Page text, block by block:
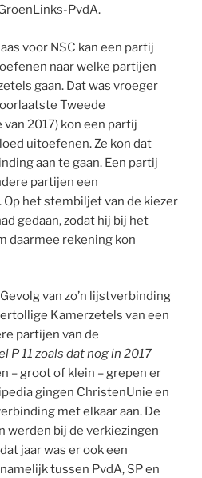
PvdA.
voor NSC kan een partij
naar welke partijen
gaan. Dat was vroeger
Tweede
2017) kon een partij
uitoefenen. Ze kon dat
aan te gaan. Een partij
partijen een
het stembiljet van de kiezer
gedaan, zodat hij bij het
daarmee rekening kon
Gevolg van zo’n lijstverbinding
Kamerzetels van een
partijen van de
P 11 zoals dat nog in 2017
– groot of klein – grepen er
gingen ChristenUnie en
met elkaar aan. De
werden bij de verkiezingen
jaar was er ook een
tussen PvdA, SP en